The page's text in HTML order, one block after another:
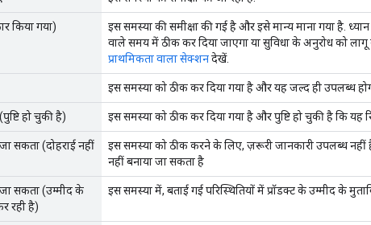
किया गया)
इस समस्या की समीक्षा की गई है और इसे मान्य माना गया है.
वाले समय में ठीक कर दिया जाएगा या सुविधा के अनुरोध को लागू
प्राथमिकता वाला सेक्शनदेखें.
इस समस्या को ठीक कर दिया गया है और यह जल्द ही उपलब्ध
हो चुकी है) इस समस्या को ठीक कर दिया गया है और पुष्टि हो चुकी है कि यह
सकता (दोहराई नहीं
इस समस्या को ठीक करने के लिए, ज़रूरी जानकारी उपलब्ध नहीं
नहीं बनाया जा सकता है
सकता (उम्मीद के
रही है)
इस समस्या में, बताई गई परिस्थितियों में प्रॉडक्ट के उम्मीद के